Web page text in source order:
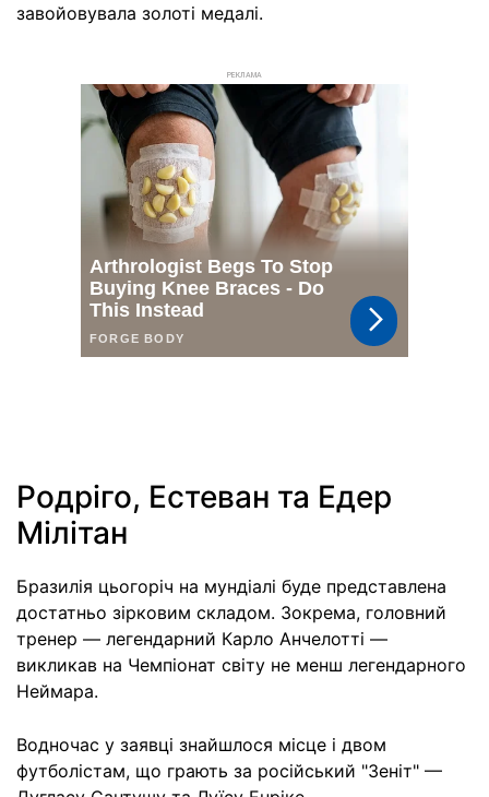
завойовувала золоті медалі.
РЕКЛАМА
Родріго, Естеван та Едер
Мілітан
Бразилія цьогоріч на мундіалі буде представлена
достатньо зірковим складом. Зокрема, головний
тренер — легендарний Карло Анчелотті —
викликав на Чемпіонат світу не менш легендарного
Неймара.
Водночас у заявці знайшлося місце і двом
футболістам, що грають за російський "Зеніт" —